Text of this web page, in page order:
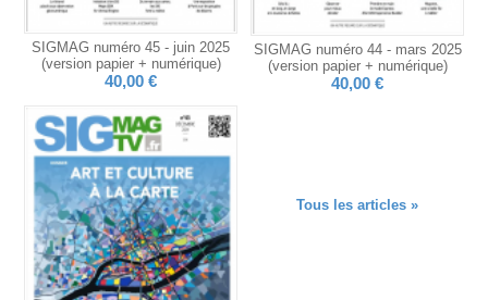
SIGMAG numéro 45 - juin 2025
(version papier + numérique)
40,00 €
SIGMAG numéro 44 - mars 2025
(version papier + numérique)
40,00 €
Tous les articles »